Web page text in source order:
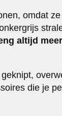
omdat
altijd
die je